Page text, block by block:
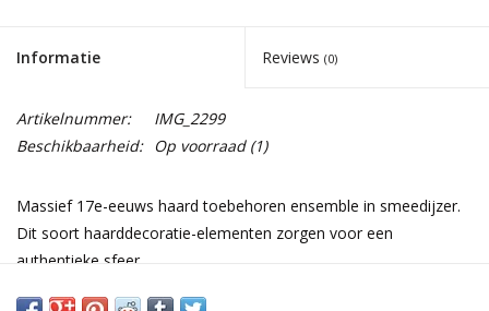
Informatie Reviews (0)
Artikelnummer:
IMG_2299
Beschikbaarheid: Op voorraad(1)
Massief 17e-eeuws haard toebehoren ensemble in smeedijzer.
Dit soort haarddecoratie-elementen zorgen voor een
authentieke sfeer.